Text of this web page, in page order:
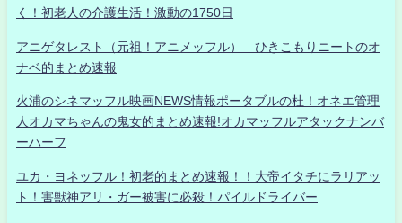
く！初老人の介護生活！激動の1750日
アニゲタレスト（元祖！アニメッフル） ひきこもりニートのオ
ナベ的まとめ速報
火浦のシネマッフル映画NEWS情報ポータブルの杜！オネエ管理
人オカマちゃんの鬼女的まとめ速報!オカマッフルアタックナンバ
ーハーフ
ユカ・ヨネッフル！初老的まとめ速報！！大帝イタチにラリアッ
ト！害獣神アリ・ガー被害に必殺！パイルドライバー